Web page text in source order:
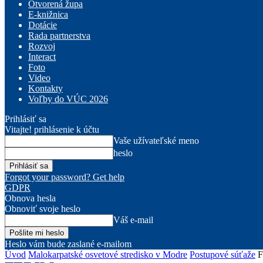
Otvorená župa
E-knižnica
Dotácie
Rada partnerstva
Rozvoj
Interact
Foto
Video
Kontakty
Voľby do VÚC 2026
Prihlásiť sa
Vitajte! prihlásenie k účtu
Vaše užívateľské meno
heslo
Forgot your password? Get help
GDPR
Obnova hesla
Obnoviť svoje heslo
Váš e-mail
Heslo vám bude zaslané e-mailom
Úvod Malokarpatské osvetové stredisko v Modre Postupové súťaže